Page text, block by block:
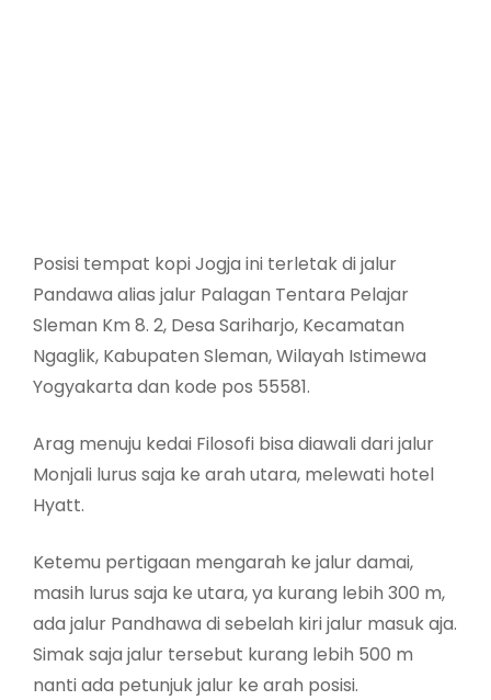
Posisi tempat kopi Jogja ini terletak di jalur
Pandawa alias jalur Palagan Tentara Pelajar
Sleman Km 8. 2, Desa Sariharjo, Kecamatan
Ngaglik, Kabupaten Sleman, Wilayah Istimewa
Yogyakarta dan kode pos 55581.
Arag menuju kedai Filosofi bisa diawali dari jalur
Monjali lurus saja ke arah utara, melewati hotel
Hyatt.
Ketemu pertigaan mengarah ke jalur damai,
masih lurus saja ke utara, ya kurang lebih 300 m,
ada jalur Pandhawa di sebelah kiri jalur masuk aja.
Simak saja jalur tersebut kurang lebih 500 m
nanti ada petunjuk jalur ke arah posisi.